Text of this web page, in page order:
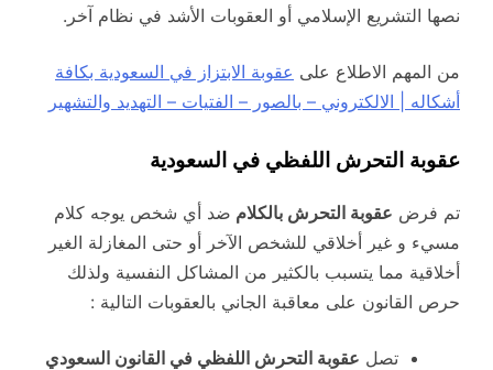
نصها التشريع الإسلامي أو العقوبات الأشد في نظام آخر.
من المهم الاطلاع على عقوبة الابتزاز في السعودية بكافة
أشكاله | الالكتروني – بالصور – الفتيات – التهديد والتشهير
عقوبة التحرش اللفظي في السعودية
تم فرض عقوبة التحرش بالكلام ضد أي شخص يوجه كلام
مسيء و غير أخلاقي للشخص الآخر أو حتى المغازلة الغير
أخلاقية مما يتسبب بالكثير من المشاكل النفسية ولذلك
حرص القانون على معاقبة الجاني بالعقوبات التالية :
تصل عقوبة التحرش اللفظي في القانون السعودي